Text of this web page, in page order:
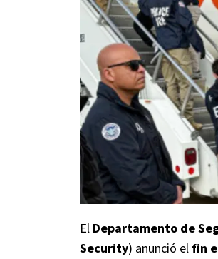
El Departamento de
Security) anunció el fin